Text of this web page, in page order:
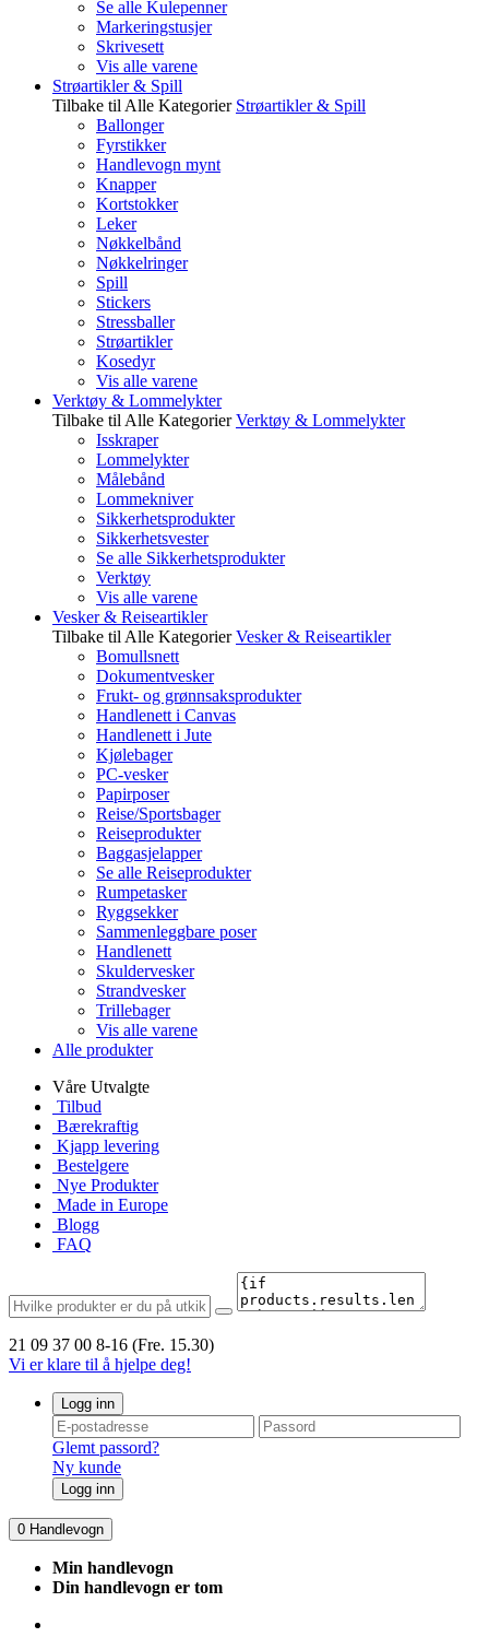
Se alle Kulepenner
Markeringstusjer
Skrivesett
Vis alle varene
Strøartikler & Spill
Tilbake til Alle Kategorier Strøartikler & Spill
Ballonger
Fyrstikker
Handlevogn mynt
Knapper
Kortstokker
Leker
Nøkkelbånd
Nøkkelringer
Spill
Stickers
Stressballer
Strøartikler
Kosedyr
Vis alle varene
Verktøy & Lommelykter
Tilbake til Alle Kategorier Verktøy & Lommelykter
Isskraper
Lommelykter
Målebånd
Lommekniver
Sikkerhetsprodukter
Sikkerhetsvester
Se alle Sikkerhetsprodukter
Verktøy
Vis alle varene
Vesker & Reiseartikler
Tilbake til Alle Kategorier Vesker & Reiseartikler
Bomullsnett
Dokumentvesker
Frukt- og grønnsaksprodukter
Handlenett i Canvas
Handlenett i Jute
Kjølebager
PC-vesker
Papirposer
Reise/Sportsbager
Reiseprodukter
Baggasjelapper
Se alle Reiseprodukter
Rumpetasker
Ryggsekker
Sammenleggbare poser
Handlenett
Skuldervesker
Strandvesker
Trillebager
Vis alle varene
Alle produkter
Våre Utvalgte
Tilbud
Bærekraftig
Kjapp levering
Bestelgere
Nye Produkter
Made in Europe
Blogg
FAQ
21 09 37 00 8-16 (Fre. 15.30)
Vi er klare til å hjelpe deg!
Logg inn
Glemt passord?
Ny kunde
Logg inn
0 Handlevogn
Min handlevogn
Din handlevogn er tom